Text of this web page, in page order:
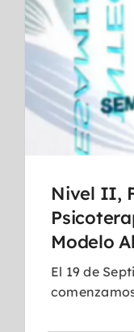
Nivel II,
Modelo
El 19 de